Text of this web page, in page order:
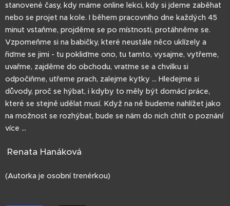
stanovené časy, kdy máme online lekci, kdy si jdeme zaběhat
nebo se projet na kole. I během pracovního dne každých 45
minut vstaňme, projděme se po místnosti, protáhněme se.
Vzpomeňme si na babičky, které neustále něco uklízely a
řiďme se jimi - tu pokliďme ono, tu tamto, vysajme, vytřeme,
uvařme, zajděme do obchodu, vraťme se a chvilku si
odpočiňme, utřeme prach, zalejme kytky ... Hledejme si
důvody, proč se hýbat, i kdyby to měly být domácí práce,
které se stejně udělat musí. Když na ně budeme nahlížet jako
na možnost se rozhýbat, bude se nám do nich chtít o poznání
více ...
Renata Hanáková
(Autorka je osobní trenérkou)